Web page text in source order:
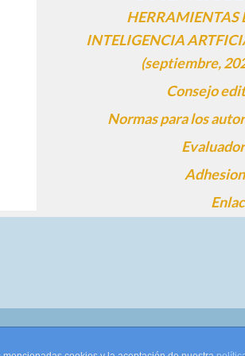
HERRAMIENTAS
INTELIGENCIA
(septiembre,
Consejo
Normas para los